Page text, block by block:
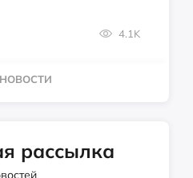
4.1K
рассылка